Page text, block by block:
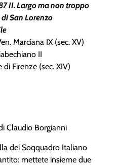
II. Largo ma non troppo
San Lorenzo
Marciana IX (sec. XV)
II
Firenze (sec. XIV)
Claudio Borgianni
dei Soqquadro Italiano
mettete insieme due